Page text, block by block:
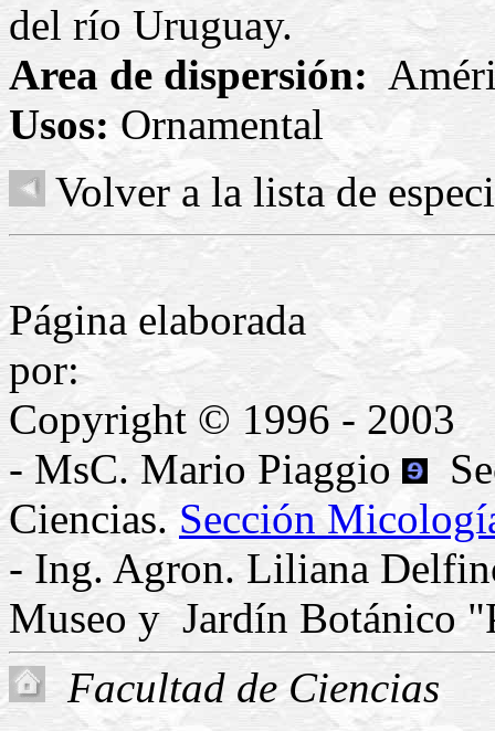
del río Uruguay.
Area de dispersión:
Usos:Ornamental
Volver a la lista de
Página elaborada
Copyright © 1996 - 2003
- MsC. Mario Piaggio
Ciencias. Sección
- Ing. Agron. Liliana
Museo y Jardín Botánico
Facultad de Ciencias